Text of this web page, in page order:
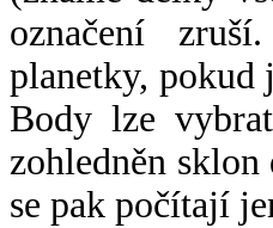
označení
planetky, pokud
Body lze
zohledněn
se pak počítají